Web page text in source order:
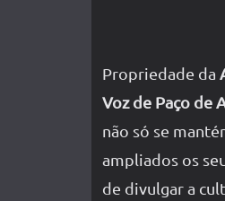
Propriedade da
Voz de Paço de
não só se
ampliados os
de divulgar a